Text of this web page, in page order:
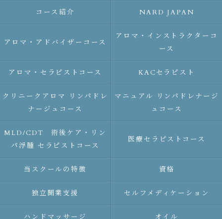
コース紹介 NARD JAPAN
アロマ・アドバイザーコース
アロマ・インストラクターコ
ース
アロマ・セラピストコース KACセラピスト
クリニークアロマ リンパドレ
ナージュコース
マニュアル リンパドレナージ
ュコース
MLD/CDT 術後ケア・リン
パ浮腫 セラピストコース
医療セラピストコース
当スクールの特徴 資格
独立開業支援 セルフメディケーション
ハンドマッサージ オイル